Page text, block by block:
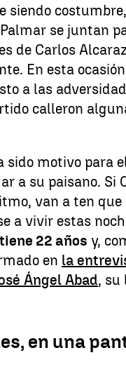
siendo
se juntan
de Carlos
En esta
a las
calleron
sido motivo para
a su paisano. Si
van a ten que
a vivir estas
22 años y,
en la
Ángel Abad, su
en una